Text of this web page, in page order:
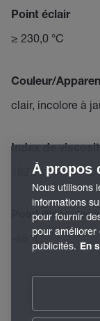
Point éclair
≥ 230,0 °C
Couleur/
clair, incolore à
Index de viscosité
Point
-48 °C
À propos
Nous utilisons
informations
pour fournir
pour
publicités. En